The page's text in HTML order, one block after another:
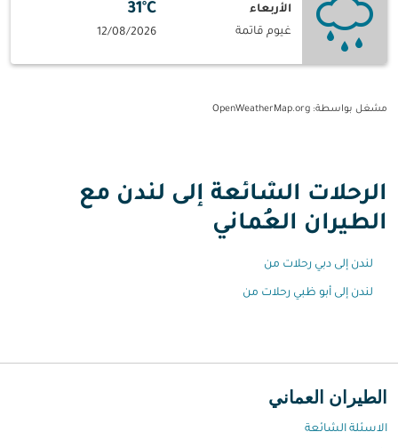
الأربعاء
غيوم قاتمة
31°C
12/08/2026
مشغل بواسطة: OpenWeatherMap.org
الرحلات الشائعة إلى لندن مع
الطيران العُماني
لندن إلى دبي رحلات من
لندن إلى أبو ظبي رحلات من
الطيران العماني
الاسئلة الشائعة